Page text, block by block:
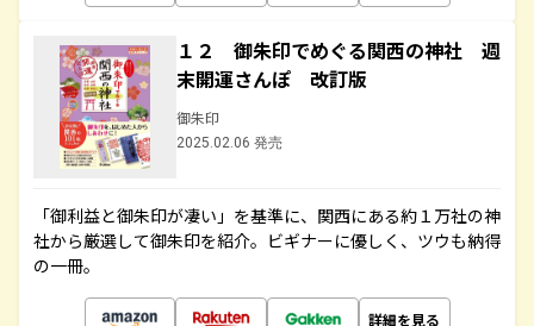
１２ 御朱印でめぐる関西の神社 週
末開運さんぽ 改訂版
御朱印
2025.02.06 発売
「御利益と御朱印が凄い」を基準に、関西にある約１万社の神
社から厳選して御朱印を紹介。ビギナーに優しく、ツウも納得
の一冊。
詳細を見る